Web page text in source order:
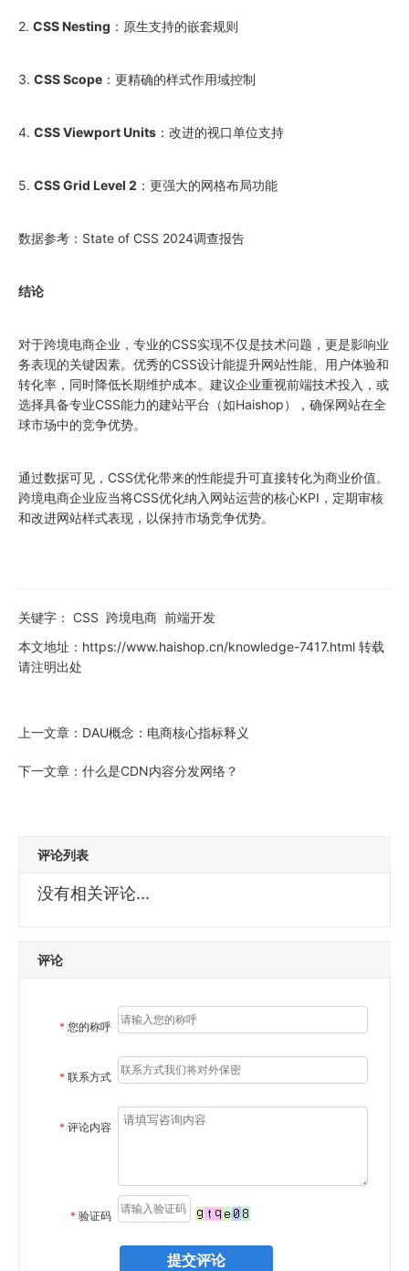
2. CSS Nesting ：原生支持的嵌套规则
3. CSS Scope ：更精确的样式作用域控制
4. CSS Viewport Units ：改进的视口单位支持
5. CSS Grid Level 2 ：更强大的网格布局功能
数据参考：State of CSS 2024调查报告
结论
对于跨境电商企业，专业的CSS实现不仅是技术问题，更是影响业
务表现的关键因素。优秀的CSS设计能提升网站性能、用户体验和
转化率，同时降低长期维护成本。建议企业重视前端技术投入，或
选择具备专业CSS能力的建站平台（如Haishop），确保网站在全
球市场中的竞争优势。
通过数据可见，CSS优化带来的性能提升可直接转化为商业价值。
跨境电商企业应当将CSS优化纳入网站运营的核心KPI，定期审核
和改进网站样式表现，以保持市场竞争优势。
关键字： CSS 跨境电商 前端开发
本文地址： https://www.haishop.cn/knowledge-7417.html 转载
请注明出处
上一文章： DAU概念：电商核心指标释义
下一文章： 什么是CDN内容分发网络？
评论列表
没有相关评论...
评论
* 您的称呼
* 联系方式
* 评论内容
* 验证码